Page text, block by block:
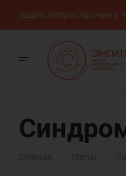
Задать вопрос врачам в